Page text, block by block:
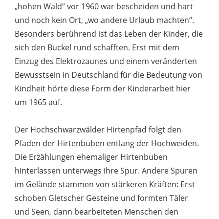
„hohen Wald“ vor 1960 war bescheiden und hart
und noch kein Ort, „wo andere Urlaub machten“.
Besonders berührend ist das Leben der Kinder, die
sich den Buckel rund schafften. Erst mit dem
Einzug des Elektrozaunes und einem veränderten
Bewusstsein in Deutschland für die Bedeutung von
Kindheit hörte diese Form der Kinderarbeit hier
um 1965 auf.
Der Hochschwarzwälder Hirtenpfad folgt den
Pfaden der Hirtenbuben entlang der Hochweiden.
Die Erzählungen ehemaliger Hirtenbuben
hinterlassen unterwegs ihre Spur. Andere Spuren
im Gelände stammen von stärkeren Kräften: Erst
schoben Gletscher Gesteine und formten Täler
und Seen, dann bearbeiteten Menschen den